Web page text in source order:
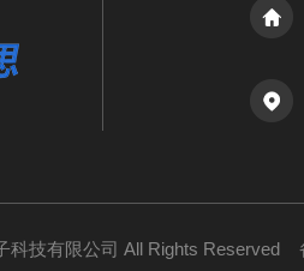
科技有限公司 All Rights Reserved